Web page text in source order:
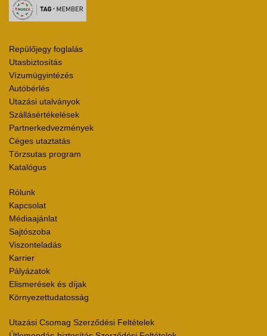
Repülőjegy foglalás
Utasbiztosítás
Vízumügyintézés
Autóbérlés
Utazási utalványok
Szállásértékelések
Partnerkedvezmények
Céges utaztatás
Törzsutas program
Katalógus
Rólunk
Kapcsolat
Médiaajánlat
Sajtószoba
Viszonteladás
Karrier
Pályázatok
Elismerések és díjak
Környezettudatosság
Utazási Csomag Szerződési Feltételek